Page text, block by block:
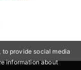
provide social media
information about